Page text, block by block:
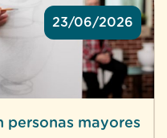
23/06/2026
personas mayores